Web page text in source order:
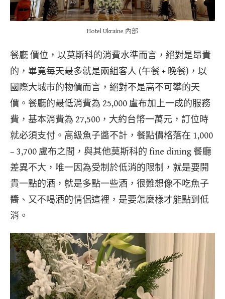
Hotel Ukraine 內部
餐廳 價位，以莫斯科的消費水準而言，絕對是昂貴
的，畢竟每天最多就是兩組客人 (午餐 + 晚餐)，以
國際大城市的物價而言，絕對不是高不可攀的天
價。餐廳的最低消費為 25,000 盧布加上一成的服務
費，基本消費為 27,500，大約台幣一萬元，訂位時
就必須支付。高級魚子醬不計，餐點價格落在 1,000
– 3,700 盧布之間，與其他莫斯科的 fine dining 餐廳
差異不大，唯一因為受制於低消的限制，就是要開
貴一點的酒，就是多點一些酒，很難想像不吃魚子
醬、又不喝酒的情侶這裡，是要怎麼樣才能點到低
消。